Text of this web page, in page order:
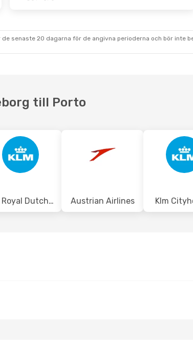
- GOT
senaste 20 dagarna för de angivna perioderna och bör
till Porto
Klm Royal Dutch Airlines Austrian Airlines Klm